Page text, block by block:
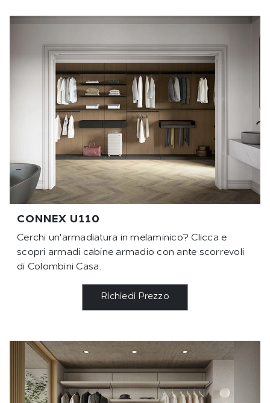
CONNEX U110
Cerchi un'armadiatura in melaminico? Clicca e
scopri armadi cabine armadio con ante scorrevoli
di Colombini Casa.
Richiedi Prezzo